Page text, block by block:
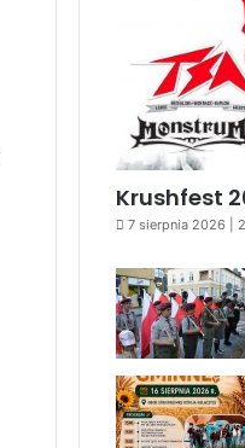
Krushfest
7 sierpnia 2026 |